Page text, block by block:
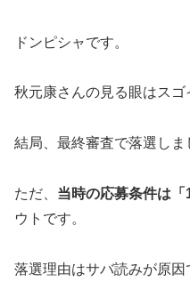
ドンピシャです。
秋元康さんの見る眼はスゴ
結局、最終審査で落選しま
ただ、 当時の応募条件は「
ウトです。
落選理由はサバ読みが原因